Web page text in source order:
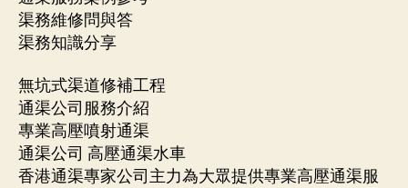
渠務維修問與答
渠務知識分享
無坑式渠道修補工程
通渠公司服務介紹
專業高壓噴射通渠
通渠公司 高壓通渠水車
香港通渠專家公司主力為大眾提供專業高壓通渠服